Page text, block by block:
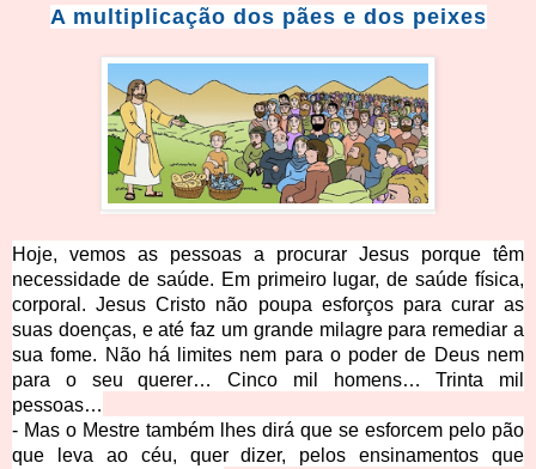
A multiplicação dos pães e dos peixes
Hoje, vemos as pessoas a procurar Jesus porque têm
necessidade de saúde. Em primeiro lugar, de saúde física,
corporal. Jesus Cristo não poupa esforços para curar as
suas doenças, e até faz um grande milagre para remediar a
sua fome. Não há limites nem para o poder de Deus nem
para o seu querer… Cinco mil homens… Trinta mil
pessoas…
- Mas o Mestre também lhes dirá que se esforcem pelo pão
que leva ao céu, quer dizer, pelos ensinamentos que